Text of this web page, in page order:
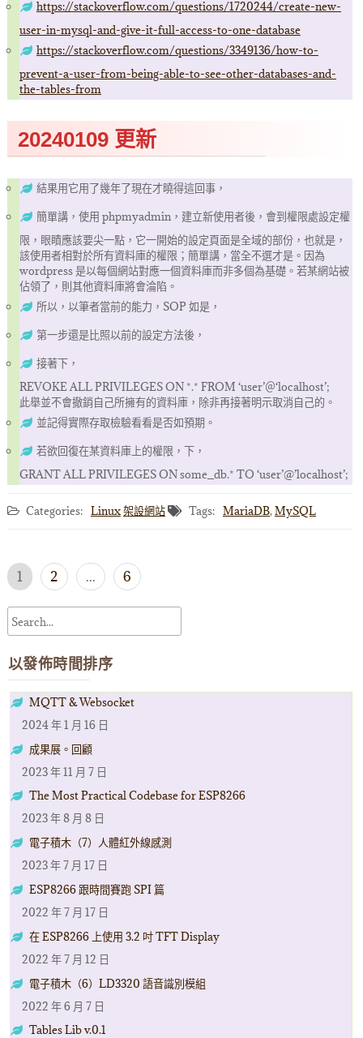
https://stackoverflow.com/questions/1720244/create-new-
user-in-mysql-and-give-it-full-access-to-one-database
https://stackoverflow.com/questions/3349136/how-to-
prevent-a-user-from-being-able-to-see-other-databases-and-
the-tables-from
20240109 更新
結果用它用了幾年了現在才曉得這回事，
簡單講，使用 phpmyadmin，建立新使用者後，會到權限處設定權
限，眼瞔應該要尖一點，它一開始的設定頁面是全域的部份，也就是，
該使用者相對於所有資料庫的權限；簡單講，當全不選才是。因為
wordpress 是以每個網站對應一個資料庫而非多個為基礎。若某網站被
佔領了，則其他資料庫將會淪陷。
所以，以筆者當前的能力，SOP 如是，
第一步還是比照以前的設定方法後，
接著下，
REVOKE ALL PRIVILEGES ON *.* FROM ‘user’＠‘localhost’;
此舉並不會撤銷自己所擁有的資料庫，除非再接著明示取消自己的。
並記得實際存取檢驗看看是否如預期。
若欲回復在某資料庫上的權限，下，
GRANT ALL PRIVILEGES ON some_db.* TO ‘user’@’localhost’;
Categories: Linux架設網站 Tags: MariaDB,MySQL
文
章
導
覽
1 2 ... 6
以發佈時間排序
MQTT & Websocket
2024 年 1 月 16 日
成果展。回顧
2023 年 11 月 7 日
The Most Practical Codebase for ESP8266
2023 年 8 月 8 日
電子積木（7）人體紅外線感測
2023 年 7 月 17 日
ESP8266 跟時間賽跑 SPI 篇
2022 年 7 月 17 日
在 ESP8266 上使用 3.2 吋 TFT Display
2022 年 7 月 12 日
電子積木（6）LD3320 語音識別模組
2022 年 6 月 7 日
Tables Lib v.0.1